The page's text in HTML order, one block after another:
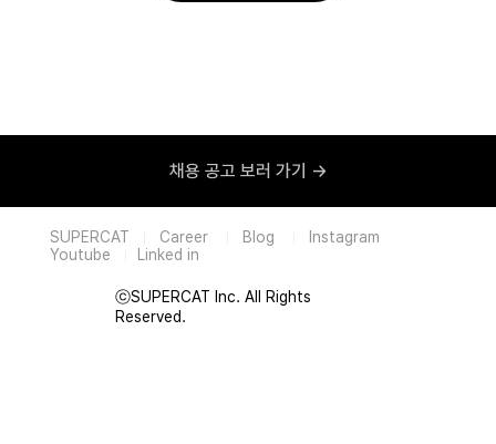
채용 공고 보러 가기 →
ⓒSUPERCAT Inc. All Rights
Reserved.
SUPERCAT Career Blog
Instagram
Youtube
Linked in